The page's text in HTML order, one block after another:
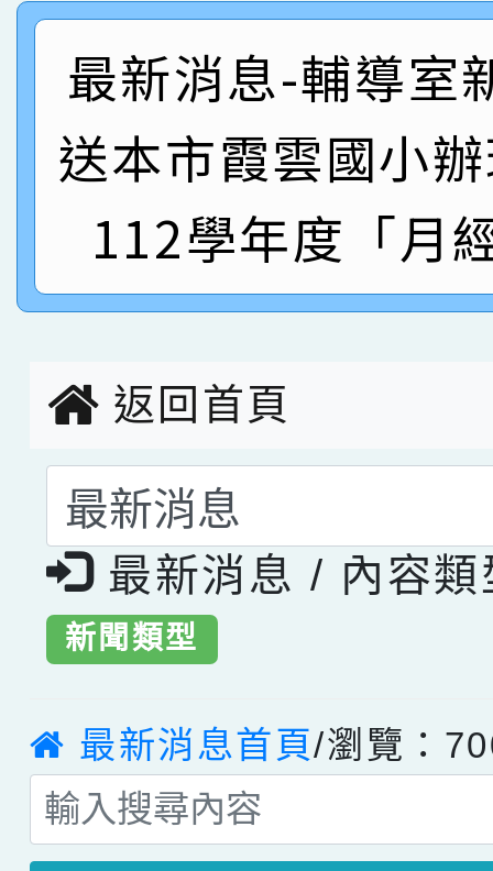
創客第三名。
賽 洪綺君教師榮獲社
名
賀！本校阿巴斯O蜜、
倩參加桃園市科展 國
名 指導老師王老師、
賀！本校四年二班張O
園市英語競賽國小朗讀
指導老師林老師
賀！本校參加桃園市中
賽 劉文瑛教師榮獲教
臺灣台語-第二名
賀！本校參與2026世
最新消息-輔導室
送本市霞雲國小
112學年度「月
返回首頁
選擇後頁面內容會更
最新消息 / 內容類
新聞類型
最新消息首頁/瀏覽：